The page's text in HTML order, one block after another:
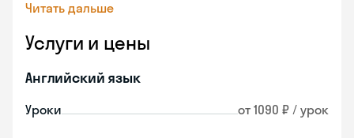
Читать дальше
Услуги и цены
Английский язык
Уроки от 1090 ₽ / урок